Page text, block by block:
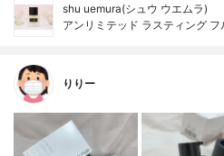
shu uemura(シュウ ウエムラ)
アンリミテッド ラスティング フ
りりー